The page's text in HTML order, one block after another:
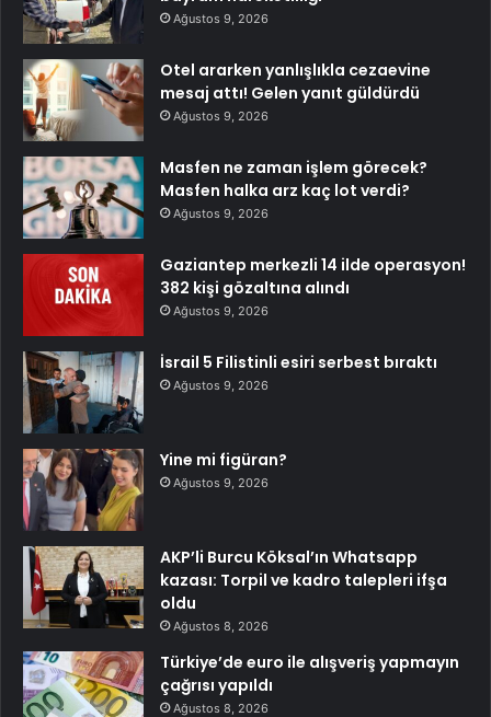
Ağustos 9, 2026
Otel ararken yanlışlıkla cezaevine
mesaj attı! Gelen yanıt güldürdü
Ağustos 9, 2026
Masfen ne zaman işlem görecek?
Masfen halka arz kaç lot verdi?
Ağustos 9, 2026
Gaziantep merkezli 14 ilde operasyon!
382 kişi gözaltına alındı
Ağustos 9, 2026
İsrail 5 Filistinli esiri serbest bıraktı
Ağustos 9, 2026
Yine mi figüran?
Ağustos 9, 2026
AKP’li Burcu Köksal’ın Whatsapp
kazası: Torpil ve kadro talepleri ifşa
oldu
Ağustos 8, 2026
Türkiye’de euro ile alışveriş yapmayın
çağrısı yapıldı
Ağustos 8, 2026